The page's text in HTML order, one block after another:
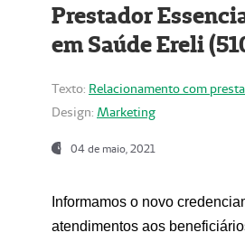
Prestador
em Saúde Ereli
Texto: Relacionamento com
Design: Marketing
04 de maio, 2021
Informamos o novo
atendimentos aos